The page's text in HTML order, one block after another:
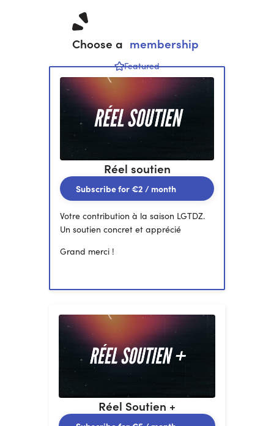
Choose a membership
Featured
Réel soutien
Subscribe for€2 / month
Votre contribution à la saison LGTDZ.
Un soutien concret et apprécié
Grand merci !
Réel Soutien +